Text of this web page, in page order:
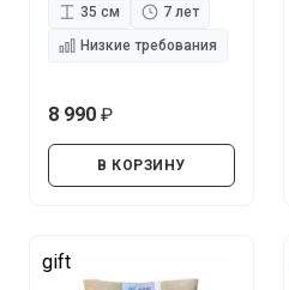
35 см
7 лет
Низкие требования
8 990
В КОРЗИНУ
gift